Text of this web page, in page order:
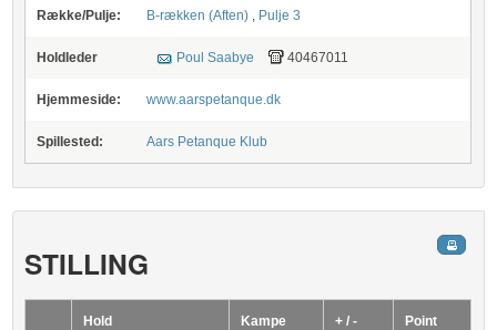
Række/Pulje: B-rækken (Aften) , Pulje 3
Holdleder Poul Saabye 40467011
Hjemmeside: www.aarspetanque.dk
Spillested: Aars Petanque Klub
STILLING
Hold Kampe + / - Point